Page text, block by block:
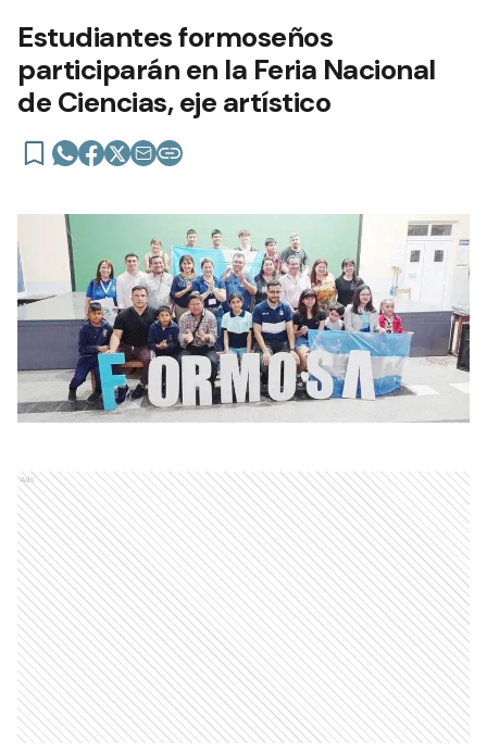
Estudiantes formoseños
participarán en la Feria Nacional
de Ciencias, eje artístico
Ads